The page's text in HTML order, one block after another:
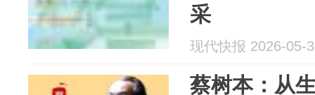
采
现代快报 2026-05-
蔡树本：从